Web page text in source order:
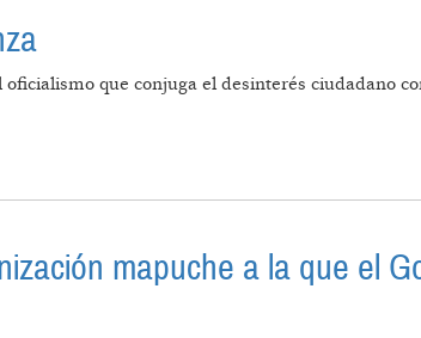
que conjuga el desinterés ciudadano
mapuche a la que el